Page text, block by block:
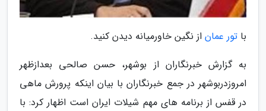
با تور عمان از نگین خاورمیانه دیدن کنید.
به گزارش خبرنگاران از بوشهر، حسن صالحی بعدازظهر
امروزدربوشهر در جمع خبرنگاران با بیان اینکه پرورش ماهی
در قفس از برنامه های مهم شیلات ایران است اظهار کرد: با